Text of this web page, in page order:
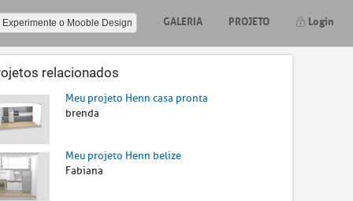
Experimente o Mooble Design GALERIA PROJETO Login
relacionados
Meu projeto Henn casa pronta
brenda
Meu projeto Henn belize
Fabiana